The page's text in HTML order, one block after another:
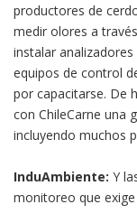
productores de
medir olores a
instalar
equipos de control
por capacitarse. De
con ChileCarne una
incluyendo muchos
InduAmbiente: Y
monitoreo que